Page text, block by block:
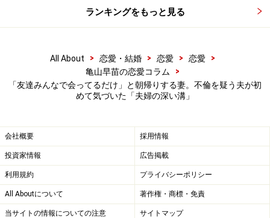
で、疲れたという言葉には実感がともなっていました。
でも大人として親として、未成年の子どもがいるのだか
えるのは、子どもたちが成人してからにしてほしいとい
うのが僕の本音です。それは妻にも伝えました」
へ行き、進学後は彼と同棲して「同い年なのに、なんと
なく保護者のような感じ」の彼に「圧」を感じていたと
妻は吐露した。圧などかけたこともない、むしろ当時か
ら彼女のわがままを聞いていたのは自分の方だとヒロキ
さんは驚いた。
ランキングをもっと見る
All About > 恋愛・結婚 > 恋愛 > 恋愛
>
亀山早苗の恋愛コラム
>
「友達みんなで会ってるだけ」と朝帰りする妻。不倫を疑う夫が初
めて気づいた「夫婦の深い溝」
会社概要 採用情報
投資家情報 広告掲載
利用規約 プライバシーポリシー
All Aboutについて 著作権・商標・免責
当サイトの情報についての注意 サイトマップ